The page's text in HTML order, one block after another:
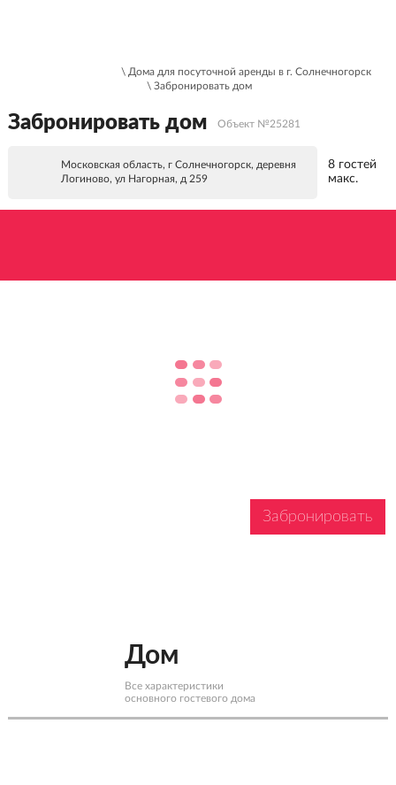
\ Дома для посуточной аренды в г. Солнечногорск
\ Забронировать дом
Забронировать дом Объект №25281
Московская область, г Солнечногорск, деревня
Логиново, ул Нагорная, д 259
8 гостей
макс.
Забронировать
Дом
Все характеристики
основного гостевого дома